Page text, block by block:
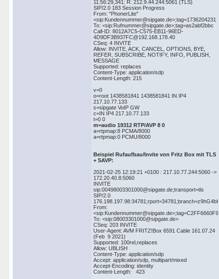
11:56:29,341: R: 212.9.44.244:5061 (TLS)
SIP/2.0 183 Session Progress
From: "PhonerLite"
<sip:Kundennummer@sipgate.de>;tag=1736204231
To: <sip:Rufnummer@sipgate.de>;tag=as2abf2bbc
Call-ID: 8012A7C5-C575-EB11-96ED-
4D9DF3B937FC@192.168.178.40
CSeq: 4 INVITE
Allow: INVITE, ACK, CANCEL, OPTIONS, BYE,
REFER, SUBSCRIBE, NOTIFY, INFO, PUBLISH,
MESSAGE
Supported: replaces
Content-Type: application/sdp
Content-Length: 215
v=0
o=root 1438581841 1438581841 IN IP4
217.10.77.133
s=sipgate VoIP GW
c=IN IP4 217.10.77.133
t=0 0
m=audio 19312 RTP/AVP 8 0
a=rtpmap:8 PCMA/8000
a=rtpmap:0 PCMU/8000
Beispiel Rufaufbau/Invite von Fritz Box mit TLS
+ SAVP:
2021-02-25 12:19:21 +0100 : 217.10.77.244:5060 ->
172.20.40.8:5060
INVITE
sip:00498003301000@sipgate.de;transport=tls
SIP/2.0
From:
To: <sip:08003301000@sipgate.de>
CSeq: 203 INVITE
User-Agent: AVM FRITZ!Box 6591 Cable 161.07.24
(Feb 9 2021)
Supported: 100rel,replaces
Allow: UBLISH
Content-Type: application/sdp
Accept: application/sdp, multipart/mixed
Accept-Encoding: identity
Content-Length: 423